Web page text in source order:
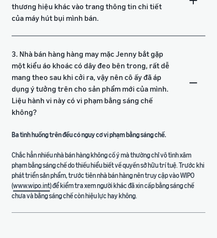
thương hiệu khác vào trang thông tin chi tiết
của máy hút bụi mình bán.
3. Nhà bán hàng hàng may mặc Jenny bắt gặp
một kiểu áo khoác có dây đeo bên trong, rất dễ
mang theo sau khi cởi ra, vậy nên cô ấy đã áp
dụng ý tưởng trên cho sản phẩm mới của mình.
Liệu hành vi này có vi phạm bằng sáng chế
không?
Ba tình huống trên đều có nguy cơ vi phạm bằng sáng chế.
Chắc hẳn nhiều nhà bán hàng không cố ý mà thường chỉ vô tình xâm
phạm bằng sáng chế do thiếu hiểu biết về quyền sở hữu trí tuệ. Trước khi
phát triển sản phẩm, trước tiên nhà bán hàng nên truy cập vào WIPO
(www.wipo.int) để kiểm tra xem người khác đã xin cấp bằng sáng chế
chưa và bằng sáng chế còn hiệu lực hay không.